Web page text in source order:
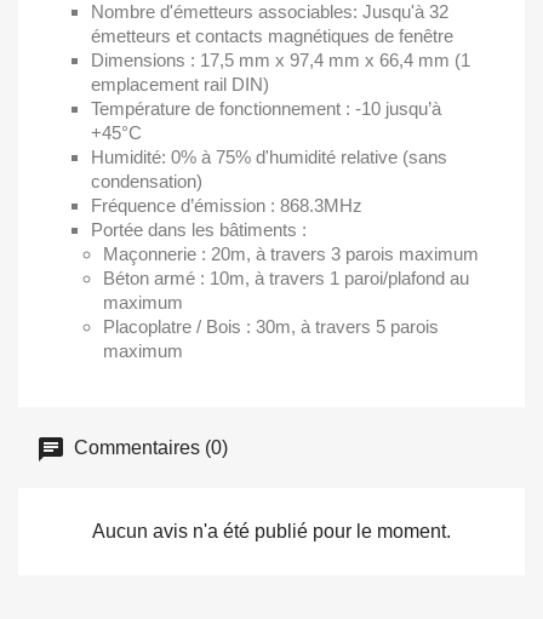
Nombre d'émetteurs associables: Jusqu'à 32
émetteurs et contacts magnétiques de fenêtre
Dimensions : 17,5 mm x 97,4 mm x 66,4 mm (1
emplacement rail DIN)
Température de fonctionnement : -10 jusqu’à
+45°C
Humidité: 0% à 75% d'humidité relative (sans
condensation)
Fréquence d’émission : 868.3MHz
Portée dans les bâtiments :
Maçonnerie : 20m, à travers 3 parois maximum
Béton armé : 10m, à travers 1 paroi/plafond au
maximum
Placoplatre / Bois : 30m, à travers 5 parois
maximum
Commentaires (0)
Aucun avis n'a été publié pour le moment.